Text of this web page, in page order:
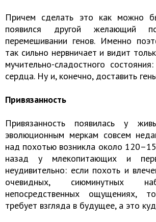
Причем сделать это как можно
появился другой желающий
перемешивании генов. Именно
так сильно нервничает и видит
мучительно-сладостного
сердца. Ну и, конечно, доставить
Привязанность
Привязанность появилась у
эволюционным меркам совсем
над похотью возникла около
назад у млекопитающих и
неудивительно: если похоть и
очевидных, сиюминутных
непосредственных ощущениях,
требует взгляда в будущее, а это